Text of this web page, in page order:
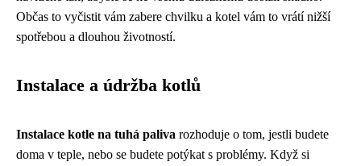
Občas to vyčistit vám zabere chvilku a kotel vám to vrátí nižší
spotřebou a dlouhou životností.
Instalace a údržba kotlů
Instalace kotle na tuhá paliva rozhoduje o tom, jestli budete
doma v teple, nebo se budete potýkat s problémy. Když si